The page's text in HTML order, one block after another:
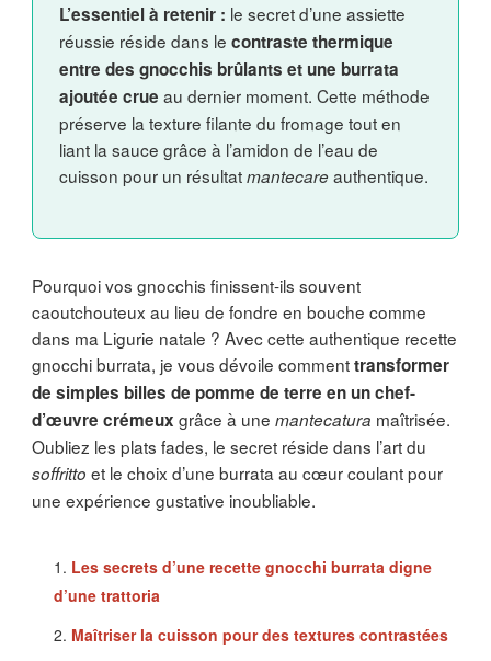
L’essentiel à retenir : le secret d’une assiette
réussie réside dans le contraste thermique
entre des gnocchis brûlants et une burrata
ajoutée crue au dernier moment. Cette méthode
préserve la texture filante du fromage tout en
liant la sauce grâce à l’amidon de l’eau de
cuisson pour un résultatmantecareauthentique.
Pourquoi vos gnocchis finissent-ils souvent
caoutchouteux au lieu de fondre en bouche comme
dans ma Ligurie natale ? Avec cette authentique recette
gnocchi burrata, je vous dévoile commenttransformer
de simples billes de pomme de terre en un chef-
d’œuvre crémeux grâce à une mantecatura maîtrisée.
Oubliez les plats fades, le secret réside dans l’art du
soffritto et le choix d’une burrata au cœur coulant pour
une expérience gustative inoubliable.
Les secrets d’une recette gnocchi burrata digne
d’une trattoria
Maîtriser la cuisson pour des textures contrastées